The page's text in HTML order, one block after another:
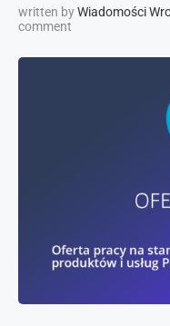
written byWiadomości
comment